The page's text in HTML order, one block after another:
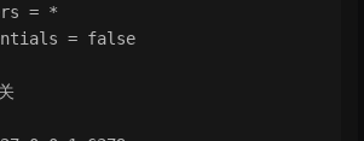
= *
= false